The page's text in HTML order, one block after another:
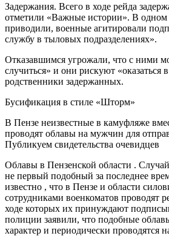
Задержания. Всего в ходе рейда
отметили «Важные истории». В одном
приводили, военные агитировали
службу в тыловых подразделениях».
Отказавшимся угрожали, что с ними
случиться» и они рискуют «оказаться
родственники задержанных.
Бусификация в стиле «Шторм»
В Пензе неизвестные в камуфляже
проводят облавы на мужчин для
Публикуем свидетельства очевидцев
Облавы в Пензенской области .
не первый подобный за последнее
известно , что в Пензе и области
сотрудниками военкоматов проводят
ходе которых их принуждают
полиции заявили, что подобные
характер и периодически проводятся